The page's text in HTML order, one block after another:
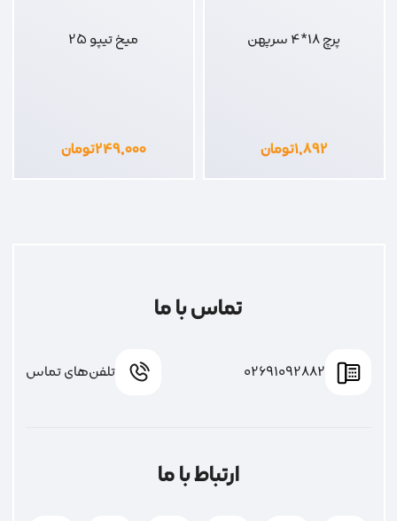
پرچ 18*4 سرپهن
۱,۸۹۲تومان
میخ تیپو 25
۲۴۹,۰۰۰تومان
تماس با ما
02691092882 تلفن‌های تماس
ارتباط با ما